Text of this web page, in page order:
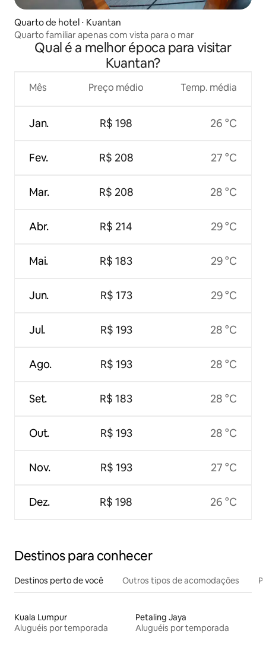
Quarto de hotel ⋅ Kuantan
Quarto familiar apenas com vista para o mar
Qual é a melhor época para visitar
Kuantan?
Mês
Jan.
Fev.
Mar.
Abr.
Mai.
Jun.
Jul.
Ago.
Set.
Out.
Nov.
Dez.
Preço médio
R$ 198
R$ 208
R$ 208
R$ 214
R$ 183
R$ 173
R$ 193
R$ 193
R$ 183
R$ 193
R$ 193
R$ 198
Temp. média
26 °C
27 °C
28 °C
29 °C
29 °C
29 °C
28 °C
28 °C
28 °C
28 °C
27 °C
26 °C
Destinos para conhecer
Destinos perto de você Outros tipos de acomodações
Kuala Lumpur
Aluguéis por temporada
Petaling Jaya
Aluguéis por temporada